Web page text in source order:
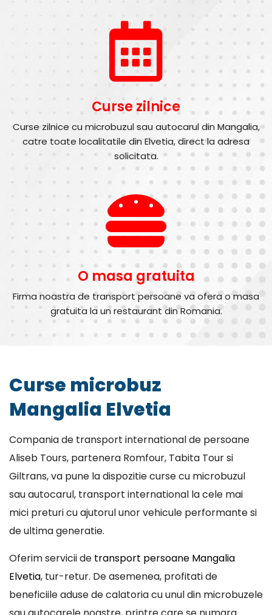
Curse zilnice
Curse zilnice cu microbuzul sau autocarul din Mangalia,
catre toate localitatile din Elvetia, direct la adresa
solicitata.
O masa gratuita
Firma noastra de transport persoane va ofera o masa
gratuita la un restaurant din Romania.
Curse microbuz
Mangalia Elvetia
Compania de transport international de persoane
Aliseb Tours, partenera Romfour, Tabita Tour si
Giltrans, va pune la dispozitie curse cu microbuzul
sau autocarul, transport international la cele mai
mici preturi cu ajutorul unor vehicule performante si
de ultima generatie.
Oferim servicii de transport persoane Mangalia
Elvetia, tur-retur. De asemenea, profitati de
beneficiile aduse de calatoria cu unul din microbuzele